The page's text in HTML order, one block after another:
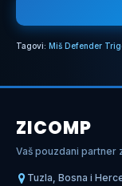
Tagovi: Miš Defender
ZICOMP
Vaš pouzdani partner
Tuzla, Bosna i